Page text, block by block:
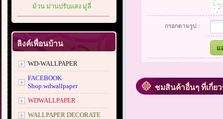
ม้วน ม่านปรับแสง มู่ลี่
ลิงค์เพื่อนบ้าน
WD-WALLPAPER
FACEBOOK
Shop.wdwallpaper
WDWALLPAPER
WALLPAPER DECORATE
กรอกตามรูป :
ชมสินค้าอื่นๆ ที่เกี่ย